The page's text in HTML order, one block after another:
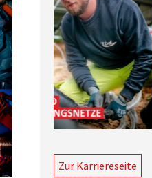
Zur Karriereseite